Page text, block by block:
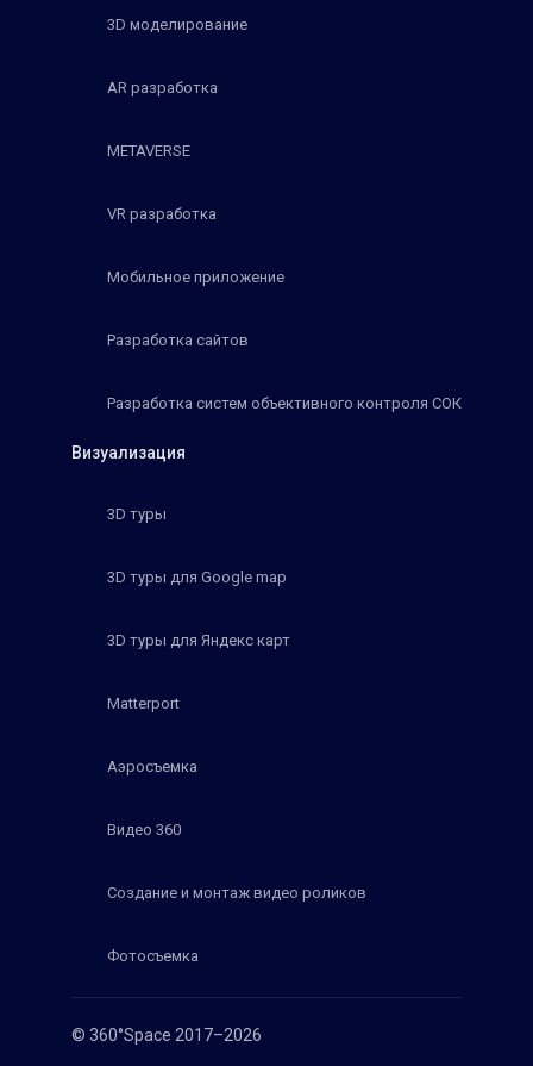
© 360°Space 2017–2026
3D моделирование
AR разработка
METAVERSE
VR разработка
Мобильное приложение
Разработка сайтов
Разработка систем объективного контроля СОК
Визуализация
3D туры
3D туры для Google map
3D туры для Яндекс карт
Matterport
Аэросъемка
Видео 360
Создание и монтаж видео роликов
Фотосъемка